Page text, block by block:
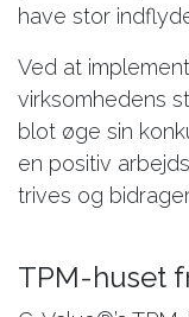
have stor
Ved at
virksomhedens
blot øge sin
en positiv
trives og
TPM-huset